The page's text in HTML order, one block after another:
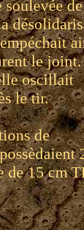
soulevée
le
oscillait
le tir.
de
de 15 cm